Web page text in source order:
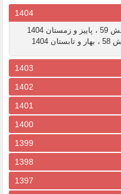
1404
1404
1404
1403
1402
1401
1400
1399
1398
1397